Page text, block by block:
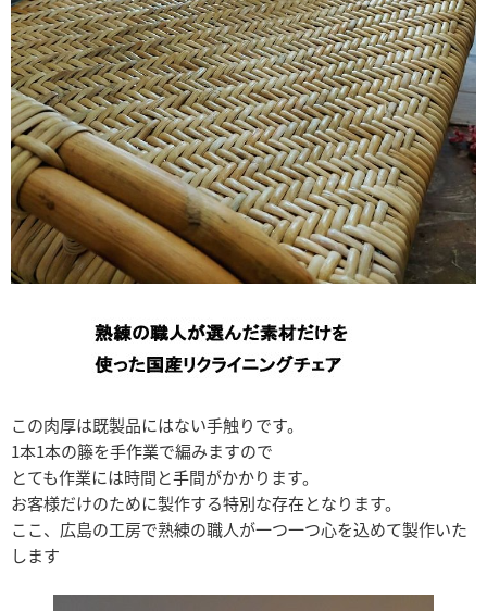
この肉厚は既製品にはない手触りです。
1本1本の籐を手作業で編みますので
とても作業には時間と手間がかかります。
お客様だけのために製作する特別な存在となります。
ここ、広島の工房で熟練の職人が一つ一つ心を込めて製作いた
します